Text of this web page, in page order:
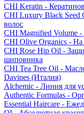
CHI Keratin -
CHI Luxury Black Seed
волос
CHI Magnified Volume -
CHI Olive Organics - На
CHI Rose Hip Oil -
шиповника
CHI Tea Tree Oil -
Davines (Италия)
Alchemic - Линия для
Authentic Formulas -
Essential Haircare -